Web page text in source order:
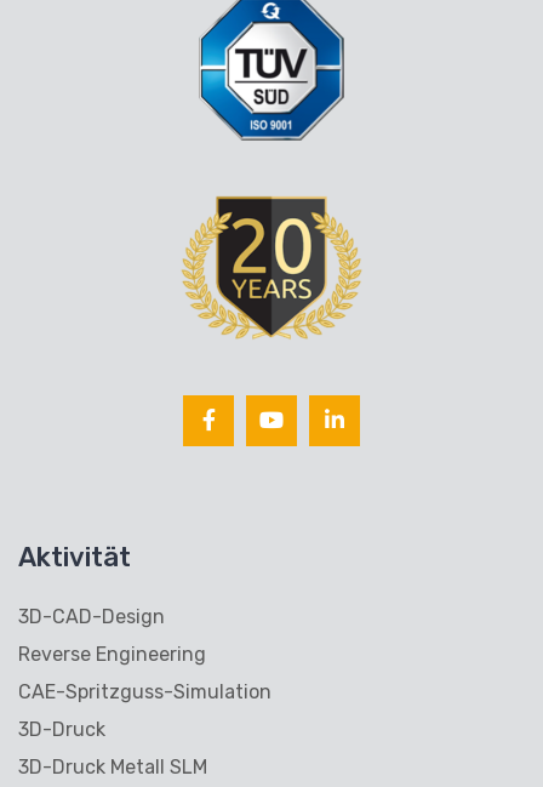
Aktivität
3D-CAD-Design
Reverse Engineering
CAE-Spritzguss-Simulation
3D-Druck
3D-Druck Metall SLM